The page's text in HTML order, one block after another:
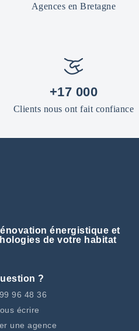
Agences en Bretagne
+17 000
Clients nous ont fait confiance
énergistique et
de votre habitat
?
96 48 36
écrire
une agence